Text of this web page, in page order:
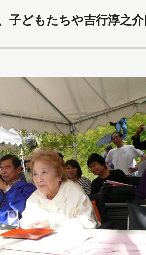
子どもたちや吉行淳之